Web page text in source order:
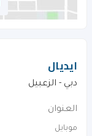
ايديال
دبي - الزعبيل
العنوان
موبايل